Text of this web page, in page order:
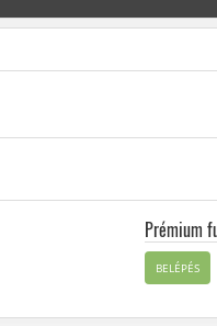
Prémium
BELÉPÉS